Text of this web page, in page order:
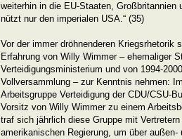
weiterhin in die EU-Staaten, Großbritannien
nützt nur den imperialen USA.“ (35)
Vor der immer dröhnenderen Kriegsrhetorik
Erfahrung von Willy Wimmer – ehemaliger
Verteidigungsministerium und von 1994-
Vollversammlung – zur Kenntnis nehmen:
Arbeitsgruppe Verteidigung der CDU/CSU-
Vorsitz von Willy Wimmer zu einem
traf sich jährlich diese Gruppe mit
amerikanischen Regierung, um über